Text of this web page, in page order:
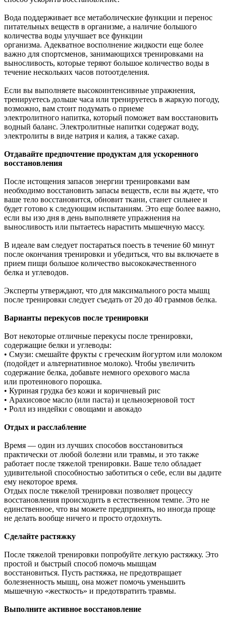
Вода поддерживает все метаболические функции и перенос
питательных веществ в организме, а наличие большого
количества воды улучшает все функции
организма. Адекватное восполнение жидкости еще более
важно для спортсменов, занимающихся тренировками на
выносливость, которые теряют большое количество воды в
течение нескольких часов потоотделения.
Если вы выполняете высокоинтенсивные упражнения,
тренируетесь дольше часа или тренируетесь в жаркую погоду,
возможно, вам стоит подумать о приеме
электролитного напитка, который поможет вам восстановить
водный баланс. Электролитные напитки содержат воду,
электролиты в виде натрия и калия, а также сахар.
Отдавайте предпочтение продуктам для ускоренного
восстановления
После истощения запасов энергии тренировками вам
необходимо восстановить запасы веществ, если вы ждете, что
ваше тело восстановится, обновит ткани, станет сильнее и
будет готово к следующим испытаниям. Это еще более важно,
если вы изо дня в день выполняете упражнения на
выносливость или пытаетесь нарастить мышечную массу.
В идеале вам следует постараться поесть в течение 60 минут
после окончания тренировки и убедиться, что вы включаете в
прием пищи большое количество высококачественного
белка и углеводов.
Эксперты утверждают, что для максимального роста мышц
после тренировки следует съедать от 20 до 40 граммов белка.
Варианты перекусов после тренировки
Вот некоторые отличные перекусы после тренировки,
содержащие белки и углеводы:
• Смузи: смешайте фрукты с греческим йогуртом или молоком
(подойдет и альтернативное молоко). Чтобы увеличить
содержание белка, добавьте немного орехового масла
или протеинового порошка.
• Куриная грудка без кожи и коричневый рис
• Арахисовое масло (или паста) и цельнозерновой тост
• Ролл из индейки с овощами и авокадо
Отдых и расслабление
Время — один из лучших способов восстановиться
практически от любой болезни или травмы, и это также
работает после тяжелой тренировки. Ваше тело обладает
удивительной способностью заботиться о себе, если вы дадите
ему некоторое время.
Отдых после тяжелой тренировки позволяет процессу
восстановления происходить в естественном темпе. Это не
единственное, что вы можете предпринять, но иногда проще
не делать вообще ничего и просто отдохнуть.
Сделайте растяжку
После тяжелой тренировки попробуйте легкую растяжку. Это
простой и быстрый способ помочь мышцам
восстановиться. Пусть растяжка, не предотвращает
болезненность мышц, она может помочь уменьшить
мышечную «жесткость» и предотвратить травмы.
Выполните активное восстановление